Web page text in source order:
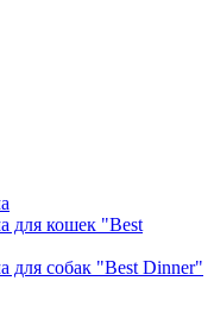
для кошек "Best
для собак "Best Dinner"